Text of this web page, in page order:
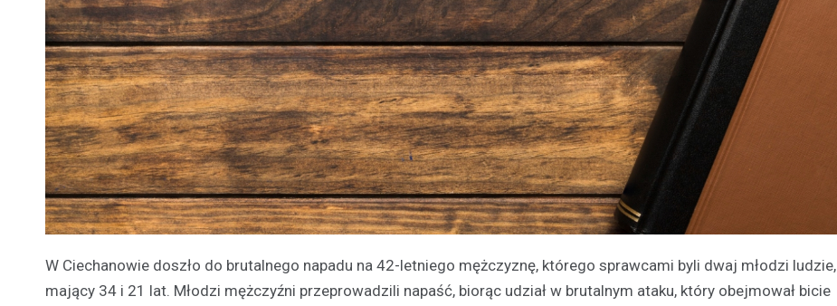
W Ciechanowie doszło do brutalnego napadu na 42-letniego mężczyznę, którego sprawcami byli dwaj młodzi ludzie,
mający 34 i 21 lat. Młodzi mężczyźni przeprowadzili napaść, biorąc udział w brutalnym ataku, który obejmował bicie